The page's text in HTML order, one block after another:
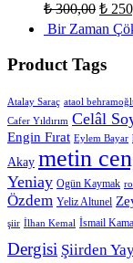
₺300,00 ₺
Bir Zaman
Product Tags
Atalay Saraç ataol
Cafer Yıldırım Celâl
Engin Fırat Eylem Bayar
Akay metin
Yeniay Ogün Kaymak
Özdem Yeliz Altunel
şiir İlhan Kemal İsmail
Dergisi Şiirden